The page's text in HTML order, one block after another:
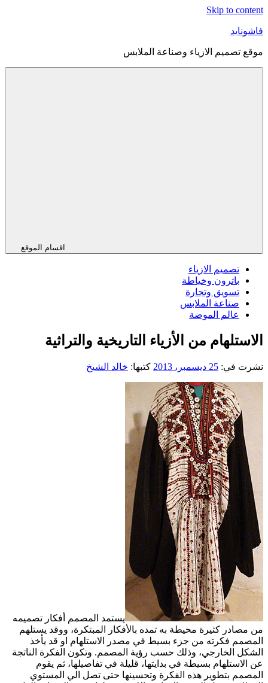
Skip to content
فاشونايد
موقع تصميم الازياء وصناعة الملابس
اقسام الموقع
تصميم الازياء
باترون وخياطة
تسويق وتجارة
صناعة الملابس
عالم الموضة
الاستلهام من الأزياء التاريخية والتراثية
نشرت في: 25 ديسمبر، 2013 كتبها: خالد الشيخ
يستمد المصمم أفكار تصميمه
من مصادر كثيرة محيطة به تمده بالأفكار المبتكرة، ووقد يستلهم
المصمم فكرته من جزء بسيط في مصدر الاستلهام او قد يأخذ
الشكل الخارجي، وذلك حسب رؤية المصمم. وتكون الفكرة الناتجة
عن الاستلهام بسيطة في بدايتها، قليلة في تفاصيلها، ثم يقوم
المصمم بتطوير هذه الفكرة وتحسينها حتى تصل الي المستوي